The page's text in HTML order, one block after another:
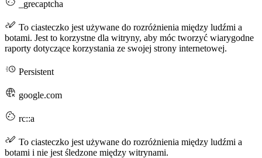
_grecaptcha
To ciasteczko jest używane do rozróżnienia między ludźmi a
botami. Jest to korzystne dla witryny, aby móc tworzyć wiarygodne
raporty dotyczące korzystania ze swojej strony internetowej.
Persistent
google.com
rc::a
To ciasteczko jest używane do rozróżnienia między ludźmi a
botami i nie jest śledzone między witrynami.